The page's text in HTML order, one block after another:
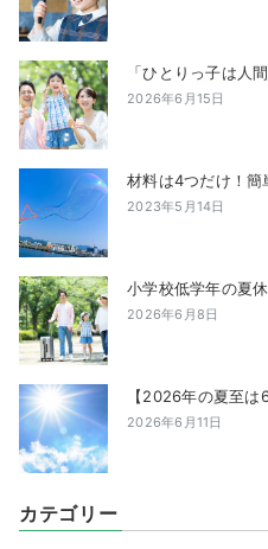
「ひとりっ子は人
2026年6月15日
材料は4つだけ！
2023年5月14日
小学校低学年の夏
2026年6月8日
【2026年の夏至
2026年6月11日
カテゴリー